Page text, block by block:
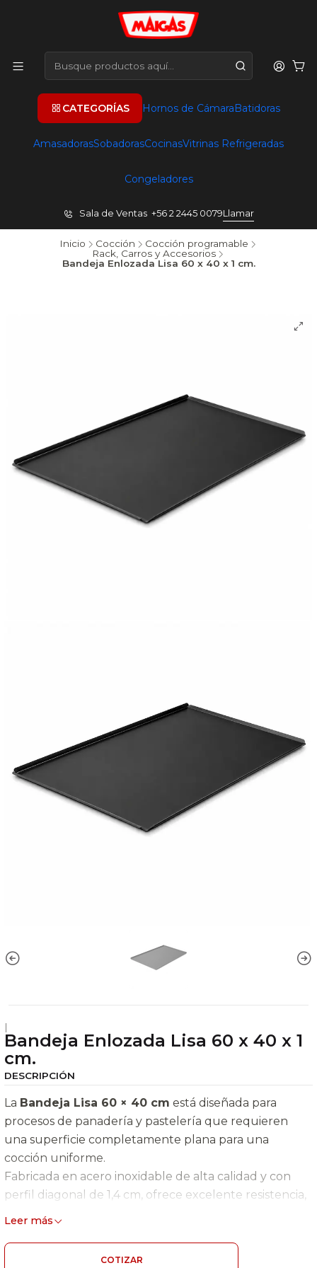
CATEGORÍAS Hornos de CámaraBatidoras
AmasadorasSobadorasCocinasVitrinas Refrigeradas
Congeladores
Sala de Ventas +56 2 2445 0079Llamar
Inicio Cocción
Cocción programable
Rack, Carros y Accesorios
Bandeja Enlozada Lisa 60 x 40 x 1 cm.
|
Bandeja Enlozada Lisa 60 x 40 x 1
cm.
DESCRIPCIÓN
La Bandeja Lisa 60 × 40 cm está diseñada para
procesos de panadería y pastelería que requieren
una superficie completamente plana para una
cocción uniforme.
Fabricada en acero inoxidable de alta calidad y con
perfil diagonal de 1,4 cm, ofrece excelente resistencia,
estabilidad y durabilidad para un uso intensivo en
Características Generales
Leer más
COTIZAR